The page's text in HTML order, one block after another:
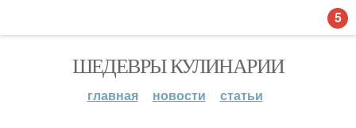
ШЕДЕВРЫ КУЛИНАРИИ
главная новости статьи
5